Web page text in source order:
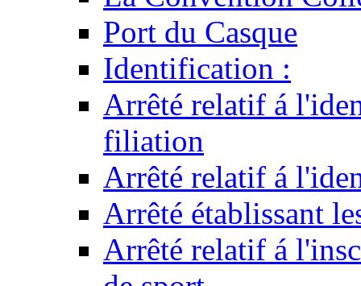
Port du Casque
Identification :
Arrêté relatif á
filiation
Arrêté relatif á
Arrêté établissant
Arrêté relatif á